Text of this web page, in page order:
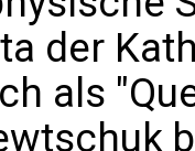
der
als